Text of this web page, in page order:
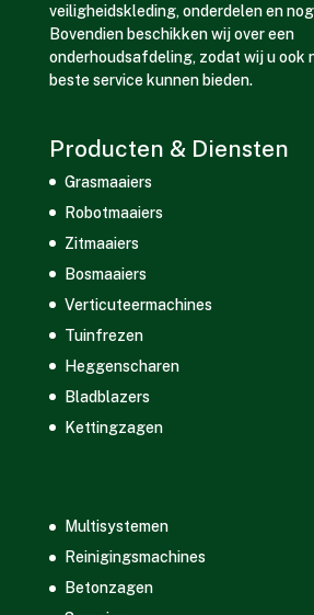
veiligheidskleding, onderdelen en
Bovendien beschikken wij over een
onderhoudsafdeling, zodat wij u ook
beste service kunnen bieden.
Producten & Diensten
Grasmaaiers
Robotmaaiers
Zitmaaiers
Bosmaaiers
Verticuteermachines
Tuinfrezen
Heggenscharen
Bladblazers
Kettingzagen
Multisystemen
Reinigingsmachines
Betonzagen